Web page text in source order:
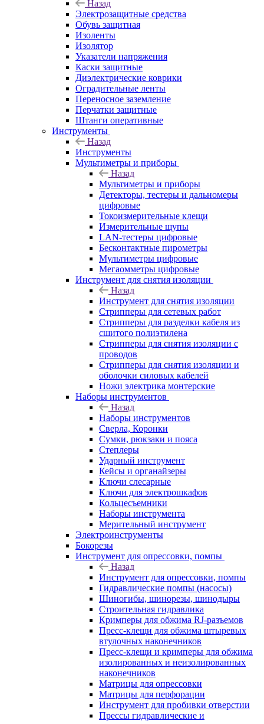
Назад
Электрозащитные средства
Обувь защитная
Изоленты
Изолятор
Указатели напряжения
Каски защитные
Диэлектрические коврики
Оградительные ленты
Переносное заземление
Перчатки защитные
Штанги оперативные
Инструменты
Назад
Инструменты
Мультиметры и приборы
Назад
Мультиметры и приборы
Детекторы, тестеры и дальномеры
цифровые
Токоизмерительные клещи
Измерительные щупы
LAN-тестеры цифровые
Бесконтактные пирометры
Мультиметры цифровые
Мегаомметры цифровые
Инструмент для снятия изоляции
Назад
Инструмент для снятия изоляции
Стрипперы для сетевых работ
Стрипперы для разделки кабеля из
сшитого полиэтилена
Cтрипперы для снятия изоляции с
проводов
Стрипперы для снятия изоляции и
оболочки силовых кабелей
Ножи электрика монтерские
Наборы инструментов
Назад
Наборы инструментов
Сверла, Коронки
Сумки, рюкзаки и пояса
Степлеры
Ударный инструмент
Кейсы и органайзеры
Ключи слесарные
Ключи для электрошкафов
Кольцесъемники
Наборы инструмента
Мерительный инструмент
Электроинструменты
Бокорезы
Инструмент для опрессовки, помпы
Назад
Инструмент для опрессовки, помпы
Гидравлические помпы (насосы)
Шиногибы, шинорезы, шинодыры
Строительная гидравлика
Кримперы для обжима RJ-разъемов
Пресс-клещи для обжима штыревых
втулочных наконечников
Пресс-клещи и кримперы для обжима
изолированных и неизолированных
наконечников
Матрицы для опрессовки
Матрицы для перфорации
Инструмент для пробивки отверстии
Прессы гидравлические и